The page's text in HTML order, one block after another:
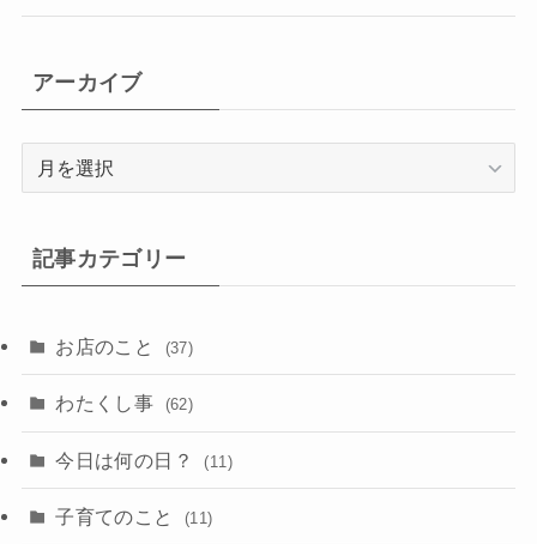
アーカイブ
イ
ブ
記事カテゴリー
お店のこと (37)
わたくし事 (62)
今日は何の日？ (11)
子育てのこと (11)